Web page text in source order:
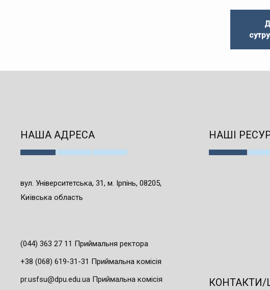
НАША АДРЕСА
вул. Університетська, 31, м. Ірпінь, 08205,
Київська область
(044) 363 27 11 Приймальня ректора
+38 (068) 619-31-31 Приймальна комісія
pr.usfsu@dpu.edu.ua Приймальна комісія
НАШІ